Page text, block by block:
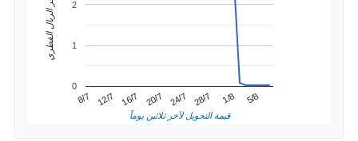
8/7 12/7 16/7 20/7 24/7 28/7 1/8 5/8
0
1
2
قيمة التحويل لآخر ثلاثين يوماً
سعر الريال القطري